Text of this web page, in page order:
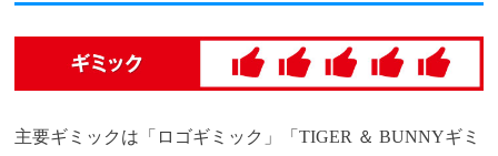
主要ギミックは「ロゴギミック」「TIGER ＆ BUNNYギミ